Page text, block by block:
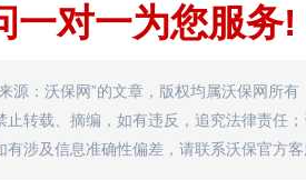
一对一为您服务!
源：沃保网”的文章，版权均属沃保网所
止转载、摘编，如有违反，追究法律责任
有涉及信息准确性偏差，请联系沃保官方